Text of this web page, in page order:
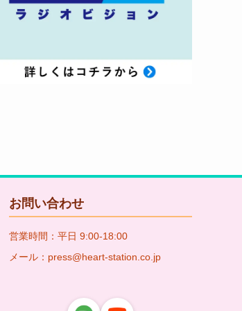
お問い合わせ
営業時間：平日 9:00-18:00
メール：press@heart-station.co.jp